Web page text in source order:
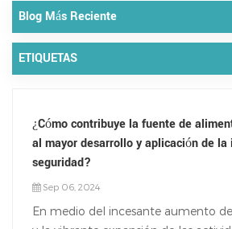
Blog Más Reciente
ETIQUETAS
¿Cómo contribuye la fuente de
al mayor desarrollo y aplicación de
seguridad?
Sep 06, 2024
En medio del incesante aumento